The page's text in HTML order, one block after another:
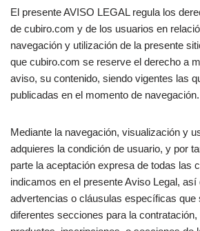
El presente AVISO LEGAL regula los
de cubiro.com y de los usuarios en
navegación y utilización de la presente
que cubiro.com se reserve el derecho a
aviso, su contenido, siendo vigentes las
publicadas en el momento de navegación.
Mediante la navegación, visualización y
adquieres la condición de usuario, y por
parte la aceptación expresa de todas las
indicamos en el presente Aviso Legal,
advertencias o cláusulas específicas que
diferentes secciones para la